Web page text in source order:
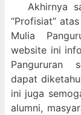
Akhirnya
“Profisiat”
Mulia
website ini
Pangururan
dapat
ini juga
alumni,